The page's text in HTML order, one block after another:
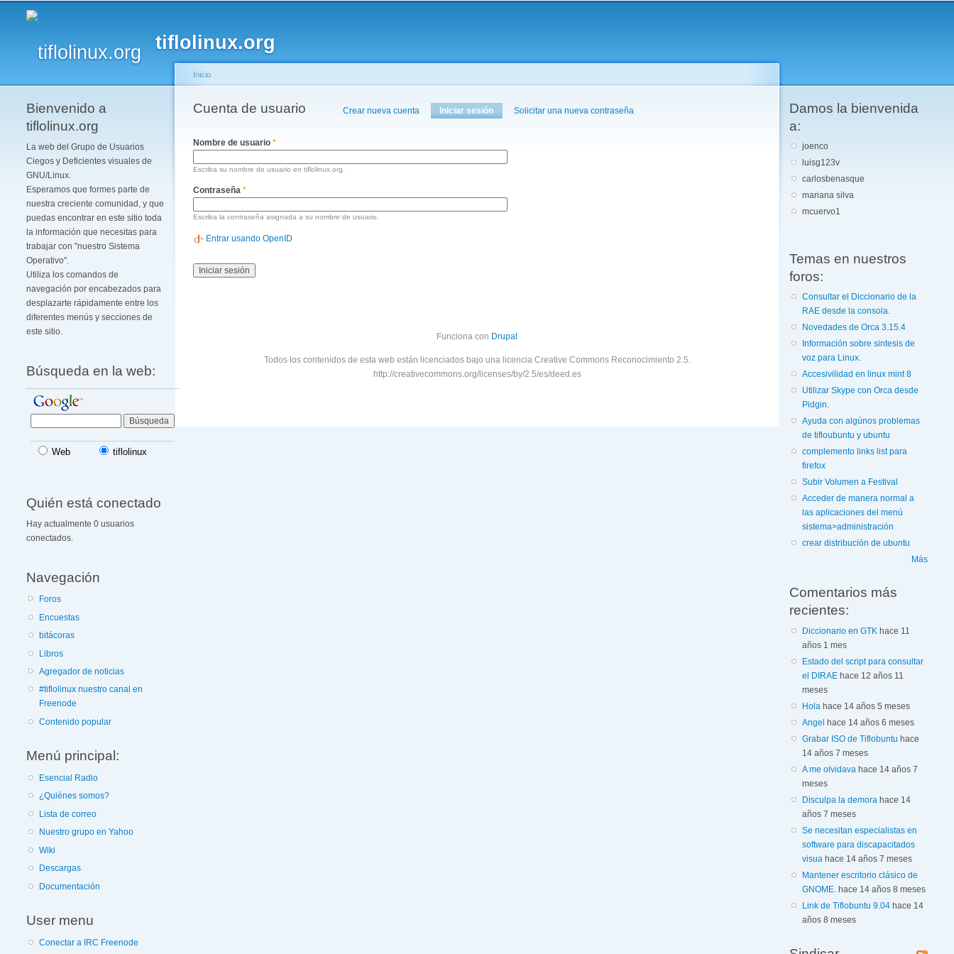
tiflolinux.org
Bienvenido a
tiflolinux.org
La web del Grupo de Usuarios
Ciegos y Deficientes visuales de
GNU/Linux.
Esperamos que formes parte de
nuestra creciente comunidad, y que
puedas encontrar en este sitio toda
la información que necesitas para
trabajar con "nuestro Sistema
Operativo".
Utiliza los comandos de
navegación por encabezados para
desplazarte rápidamente entre los
diferentes menús y secciones de
este sitio.
Búsqueda en la web:
Web tiflolinux
Quién está conectado
Hay actualmente 0 usuarios
conectados.
Navegación
Foros
Encuestas
bitácoras
Libros
Agregador de noticias
#tiflolinux nuestro canal en
Freenode
Contenido popular
Menú principal:
Esencial Radio
¿Quiénes somos?
Lista de correo
Nuestro grupo en Yahoo
Wiki
Descargas
Documentación
User menu
Conectar a IRC Freenode
Se encuentra usted aquí
Inicio
Cuenta de usuario
Solapas principales Crear nueva cuenta Iniciar sesión (solapa activa)
Solicitar una nueva contraseña
Nombre de usuario *
Escriba su nombre de usuario en tiflolinux.org.
Contraseña *
Escriba la contraseña asignada a su nombre de usuario.
Entrar usando OpenID
Funciona con Drupal
Todos los contenidos de esta web están licenciados bajo una licencia Creative Commons Reconocimiento 2.5.
http://creativecommons.org/licenses/by/2.5/es/deed.es
Damos la bienvenida
a:
joenco
luisg123v
carlosbenasque
mariana silva
mcuervo1
Temas en nuestros
foros:
Consultar el Diccionario de la
RAE desde la consola.
Novedades de Orca 3.15.4
Información sobre sintesis de
voz para Linux.
Accesivilidad en linux mint 8
Utilizar Skype con Orca desde
Pidgin.
Ayuda con algúnos problemas
de tifloubuntu y ubuntu
complemento links list para
firefox
Subir Volumen a Festival
Acceder de manera normal a
las aplicaciones del menú
sistema>administración
crear distribución de ubuntu
Más
Comentarios más
recientes:
Diccionario en GTK hace 11
años 1 mes
Estado del script para consultar
el DIRAE hace 12 años 11
meses
Hola hace 14 años 5 meses
Angel hace 14 años 6 meses
Grabar ISO de Tiflobuntu hace
14 años 7 meses
A me olvidava hace 14 años 7
meses
Disculpa la demora hace 14
años 7 meses
Se necesitan especialistas en
software para discapacitados
visua hace 14 años 7 meses
Mantener escritorio clásico de
GNOME. hace 14 años 8 meses
Link de Tiflobuntu 9.04 hace 14
años 8 meses